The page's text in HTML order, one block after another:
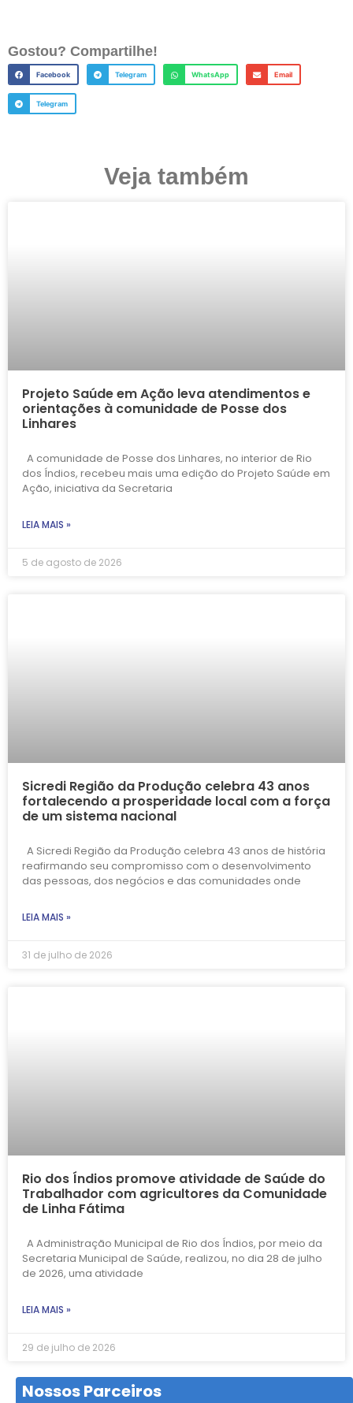
Gostou? Compartilhe!
Facebook Telegram WhatsApp Email
Telegram
Veja também
Projeto Saúde em Ação leva atendimentos e
orientações à comunidade de Posse dos
Linhares
A comunidade de Posse dos Linhares, no interior de Rio
dos Índios, recebeu mais uma edição do Projeto Saúde em
Ação, iniciativa da Secretaria
LEIA MAIS »
5 de agosto de 2026
Sicredi Região da Produção celebra 43 anos
fortalecendo a prosperidade local com a força
de um sistema nacional
A Sicredi Região da Produção celebra 43 anos de história
reafirmando seu compromisso com o desenvolvimento
das pessoas, dos negócios e das comunidades onde
LEIA MAIS »
31 de julho de 2026
Rio dos Índios promove atividade de Saúde do
Trabalhador com agricultores da Comunidade
de Linha Fátima
A Administração Municipal de Rio dos Índios, por meio da
Secretaria Municipal de Saúde, realizou, no dia 28 de julho
de 2026, uma atividade
LEIA MAIS »
29 de julho de 2026
Nossos Parceiros